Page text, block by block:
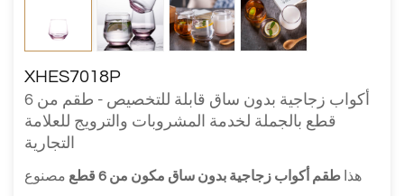
XHES7018P
أكواب زجاجية بدون ساق قابلة للتخصيص - طقم من 6
قطع بالجملة لخدمة المشروبات والترويج للعلامة
التجارية
هذا طقم أكواب زجاجية بدون ساق مكون من 6 قطع
مصنوع